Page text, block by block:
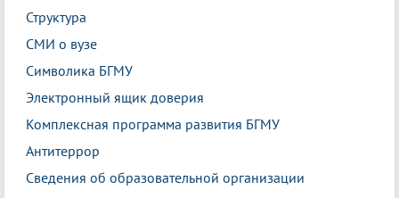
Структура
СМИ о вузе
Символика БГМУ
Электронный ящик доверия
Комплексная программа развития БГМУ
Антитеррор
Сведения об образовательной организации